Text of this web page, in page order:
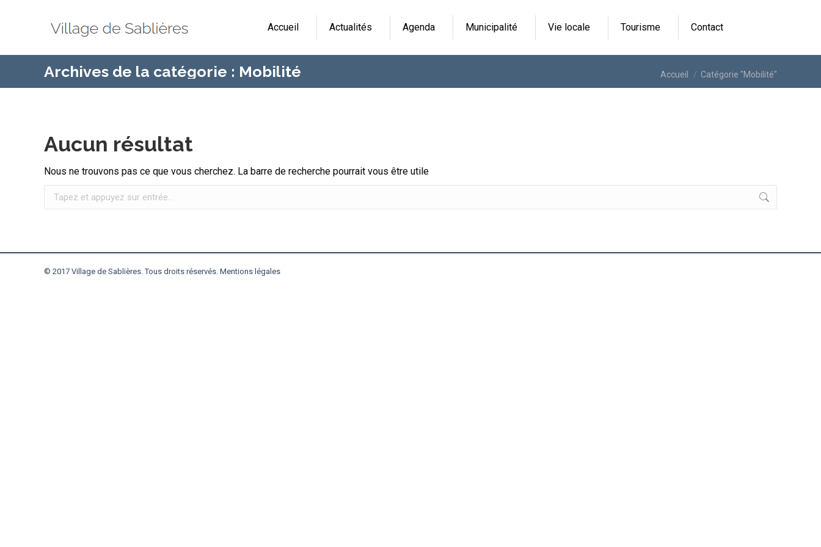
Accueil Actualités Agenda Municipalité Vie locale Tourisme Contact
Archives de la catégorie : Mobilité Vous êtes ici :
Accueil Catégorie "Mobilité"
Aucun résultat
Nous ne trouvons pas ce que vous cherchez. La barre de recherche pourrait vous être utile
Recherche
:
© 2017 Village de Sablières. Tous droits réservés. Mentions légales